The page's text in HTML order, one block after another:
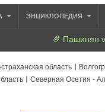
ЭНЦИКЛОПЕДИЯ
Пашинян
область
Северная Осетия -